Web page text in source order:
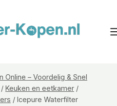
Online – Voordelig & Snel
/ Keuken en eetkamer /
/ Icepure Waterfilter